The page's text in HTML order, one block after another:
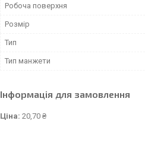
Робоча поверхня
Розмір
Тип
Тип манжети
Інформація для замовлення
Ціна: 20,70 ₴